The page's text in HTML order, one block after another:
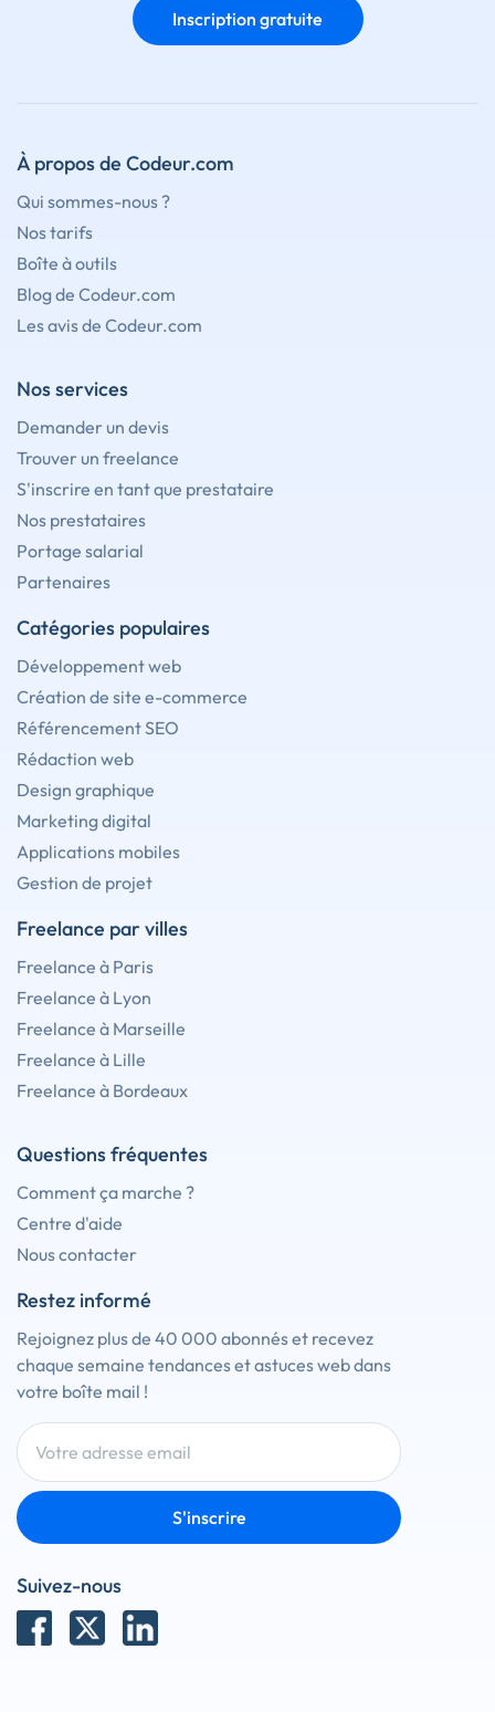
Inscription gratuite
À propos de Codeur.com
Qui sommes-nous ?
Nos tarifs
Boîte à outils
Blog de Codeur.com
Les avis de Codeur.com
Nos services
Demander un devis
Trouver un freelance
S'inscrire en tant que prestataire
Nos prestataires
Portage salarial
Partenaires
Catégories populaires
Développement web
Création de site e-commerce
Référencement SEO
Rédaction web
Design graphique
Marketing digital
Applications mobiles
Gestion de projet
Freelance par villes
Freelance à Paris
Freelance à Lyon
Freelance à Marseille
Freelance à Lille
Freelance à Bordeaux
Questions fréquentes
Comment ça marche ?
Centre d'aide
Nous contacter
Restez informé
Rejoignez plus de 40 000 abonnés et recevez
chaque semaine tendances et astuces web dans
votre boîte mail !
S'inscrire
Suivez-nous